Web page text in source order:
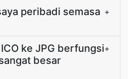
peribadi semasa +
ke JPG berfungsi
besar
+